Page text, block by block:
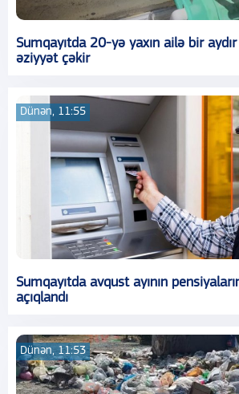
Sumqayıtda 20-yə yaxın ailə bir
əziyyət çəkir
Dünən, 11:55
Sumqayıtda avqust ayının
açıqlandı
Dünən, 11:53